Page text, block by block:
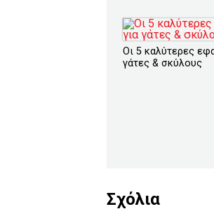
Οι 5 καλύτερες
γάτες & σκύλους
Σχόλια